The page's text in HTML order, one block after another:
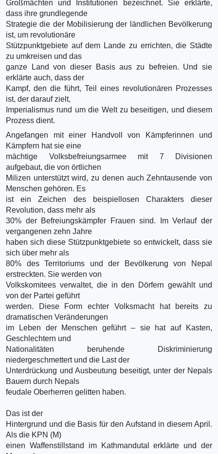
Großmächten und Institutionen bezeichnet. Sie erklärte,
dass ihre grundlegende
Strategie die der Mobilisierung der ländlichen Bevölkerung
ist, um revolutionäre
Stützpunktgebiete auf dem Lande zu errichten, die Städte
zu umkreisen und das
ganze Land von dieser Basis aus zu befreien. Und sie
erklärte auch, dass der
Kampf, den die führt, Teil eines revolutionären Prozesses
ist, der darauf zielt,
Imperialismus rund um die Welt zu beseitigen, und diesem
Prozess dient.
Angefangen mit einer Handvoll von Kämpferinnen und
Kämpfern hat sie eine
mächtige Volksbefreiungsarmee mit 7 Divisionen
aufgebaut, die von örtlichen
Milizen unterstützt wird, zu denen auch Zehntausende von
Menschen gehören. Es
ist ein Zeichen des beispiellosen Charakters dieser
Revolution, dass mehr als
30% der Befreiungskämpfer Frauen sind. Im Verlauf der
vergangenen zehn Jahre
haben sich diese Stützpunktgebiete so entwickelt, dass sie
sich über mehr als
80% des Territoriums und der Bevölkerung von Nepal
erstreckten. Sie werden von
Volkskomitees verwaltet, die in den Dörfern gewählt und
von der Partei geführt
werden. Diese Form echter Volksmacht hat bereits zu
dramatischen Veränderungen
im Leben der Menschen geführt – sie hat auf Kasten,
Geschlechtern und
Nationalitäten beruhende Diskriminierung
niedergeschmettert und die Last der
Unterdrückung und Ausbeutung beseitigt, unter der Nepals
Bauern durch Nepals
feudale Oberherren gelitten haben.
Das ist der
Hintergrund und die Basis für den Aufstand in diesem April.
Als die KPN (M)
einen Waffenstillstand im Kathmandutal erklärte und der